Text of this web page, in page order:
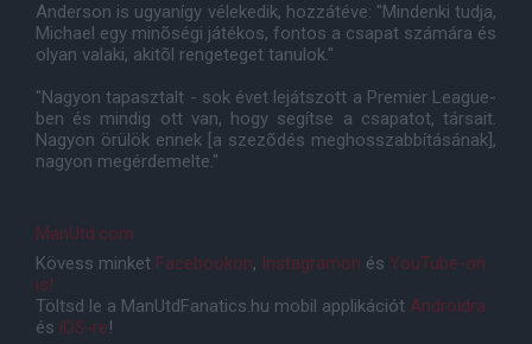
Anderson is ugyanígy vélekedik, hozzátéve: "Mindenki tudja,
Michael egy minõségi játékos, fontos a csapat számára és
olyan valaki, akitõl rengeteget tanulok."
"Nagyon tapasztalt - sok évet lejátszott a Premier League-
ben és mindig ott van, hogy segítse a csapatot, társait.
Nagyon örülök ennek [a szezõdés meghosszabbításának],
nagyon megérdemelte."
ManUtd.com
Kövess minket Facebookon, Instagramon és YouTube-on
is!
Töltsd le a ManUtdFanatics.hu mobil applikációt Androidra
és iOS-re!